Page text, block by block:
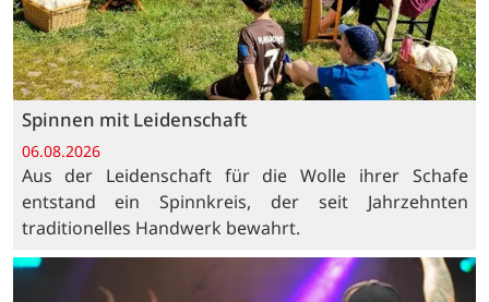
Spinnen mit Leidenschaft
06.08.2026
Aus der Leidenschaft für die Wolle ihrer Schafe
entstand ein Spinnkreis, der seit Jahrzehnten
traditionelles Handwerk bewahrt.